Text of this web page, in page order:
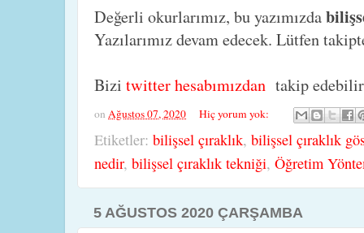
Değerli okurlarımız, bu yazımızda
Yazılarımız devam edecek. Lütfen
Bizi twitter hesabımızdan takip
on Ağustos 07, 2020 Hiç yorum yok:
Etiketler: bilişsel çıraklık, bilişsel çıraklık
nedir, bilişsel çıraklık tekniği, Öğretim
5 AĞUSTOS 2020 ÇARŞAMBA